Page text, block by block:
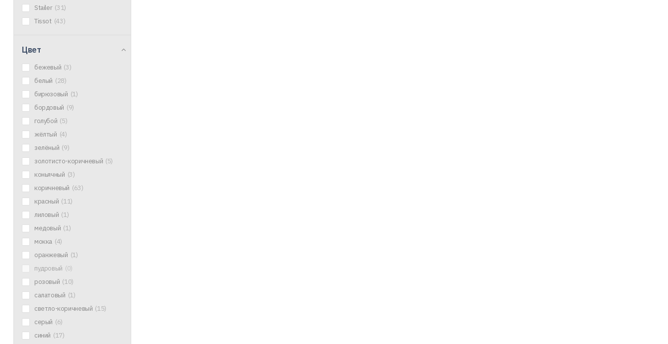
Stailer (31)
Tissot (43)
Цвет
бежевый (3)
белый (28)
бирюзовый (1)
бордовый (9)
голубой (5)
жёлтый (4)
зелёный (9)
золотисто-коричневый (5)
коньячный (3)
коричневый (63)
красный (11)
лиловый (1)
медовый (1)
мокка (4)
оранжевый (1)
пудровый (0)
розовый (10)
салатовый (1)
светло-коричневый (15)
серый (6)
синий (17)